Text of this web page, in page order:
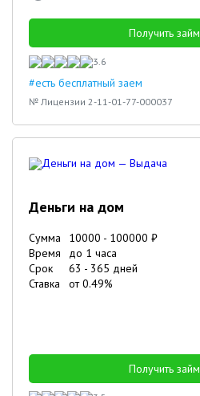
Получить займ
3.6
#есть бесплатный заем
№ Лицензии 2-11-01-77-000037
Деньги на дом
Сумма 10000 - 100000 ₽
Время
до 1 часа
Срок
63 - 365 дней
Ставка
от0.49%
Получить займ